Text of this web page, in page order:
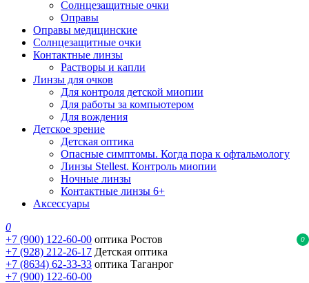
Солнцезащитные очки
Оправы
Оправы медицинские
Солнцезащитные очки
Контактные линзы
Растворы и капли
Линзы для очков
Для контроля детской миопии
Для работы за компьютером
Для вождения
Детское зрение
Детская оптика
Опасные симптомы. Когда пора к офтальмологу
Линзы Stellest. Контроль миопии
Ночные линзы
Контактные линзы 6+
Аксессуары
0
0
+7 (900) 122-60-00 оптика Ростов
+7 (928) 212-26-17 Детская оптика
+7 (8634) 62-33-33 оптика Таганрог
+7 (900) 122-60-00